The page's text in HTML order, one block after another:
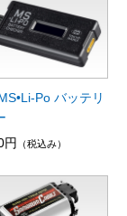
Po バッテリ
円
（税込み）